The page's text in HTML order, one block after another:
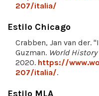
207/italia/
Estilo Chicago
Crabben, Jan van der.
Guzman. World
2020. https://
207/italia/.
Estilo MLA